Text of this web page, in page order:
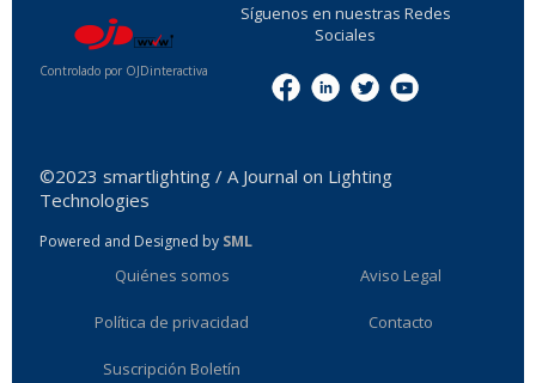
Controlado por OJDinteractiva
Síguenos en nuestras Redes
Sociales
©2023 smartlighting / A Journal on Lighting
Technologies
Powered and Designed by SML
Quiénes somos Aviso Legal
Política de privacidad Contacto
Suscripción Boletín